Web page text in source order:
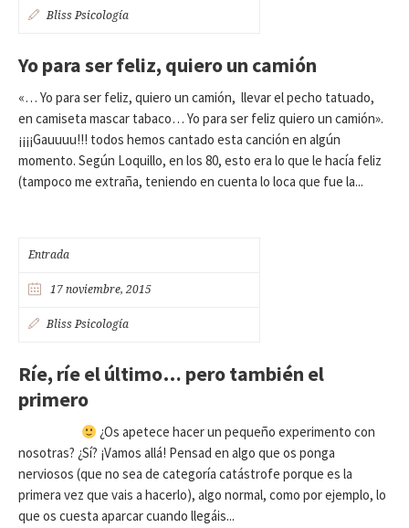
Bliss Psicología
Yo para ser feliz, quiero un camión
«… Yo para ser feliz, quiero un camión, llevar el pecho tatuado,
en camiseta mascar tabaco… Yo para ser feliz quiero un camión».
¡¡¡¡Gauuuu!!! todos hemos cantado esta canción en algún
momento. Según Loquillo, en los 80, esto era lo que le hacía feliz
(tampoco me extraña, teniendo en cuenta lo loca que fue la...
Entrada
17 noviembre, 2015
Bliss Psicología
Ríe, ríe el último… pero también el
primero
¿Os apetece hacer un pequeño experimento con
nosotras? ¿Sí? ¡Vamos allá! Pensad en algo que os ponga
nerviosos (que no sea de categoría catástrofe porque es la
primera vez que vais a hacerlo), algo normal, como por ejemplo, lo
que os cuesta aparcar cuando llegáis...